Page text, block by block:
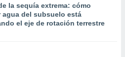
la sequía extrema: cómo
agua del subsuelo está
el eje de rotación terrestre